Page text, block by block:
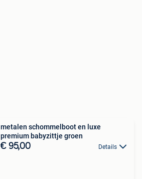
metalen schommelboot en luxe
premium babyzittje groen
€ 95,00 Details